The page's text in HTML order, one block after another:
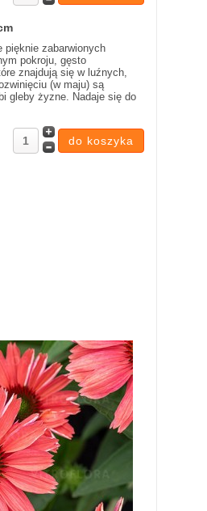
pięknie zabarwionych
pokroju, gęsto
znajdują się w luźnych,
(w maju) są
gleby żyzne. Nadaje się do